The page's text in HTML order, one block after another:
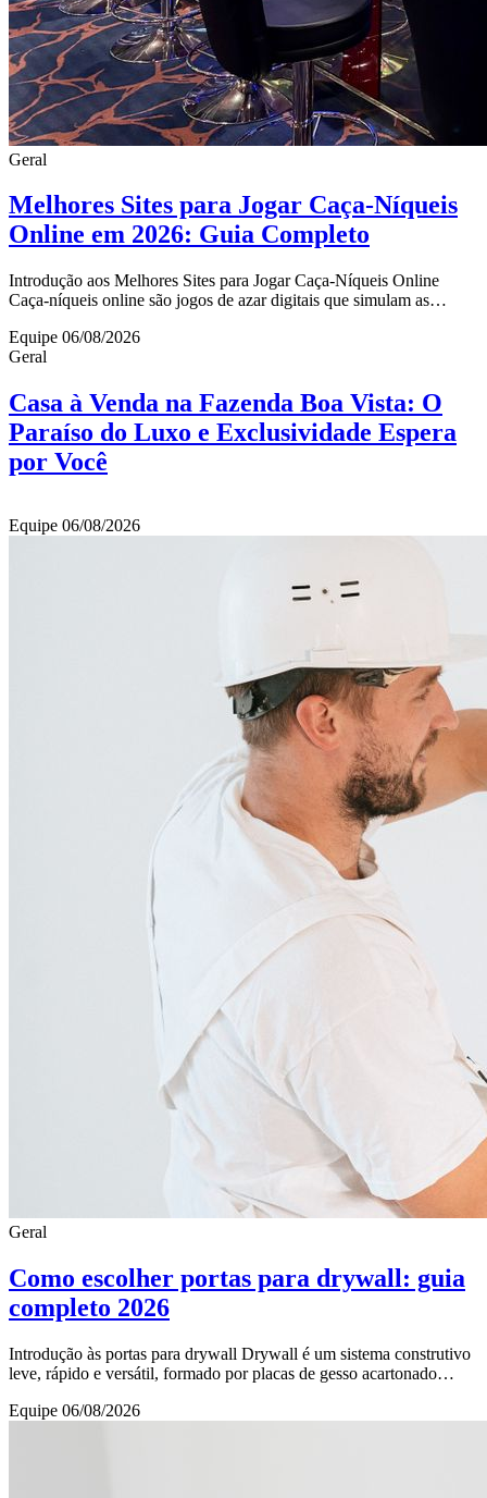
Geral
Melhores Sites para Jogar Caça-Níqueis
Online em 2026: Guia Completo
Introdução aos Melhores Sites para Jogar Caça-Níqueis Online
Caça-níqueis online são jogos de azar digitais que simulam as
Equipe 06/08/2026
Geral
Casa à Venda na Fazenda Boa Vista: O
Paraíso do Luxo e Exclusividade Espera
por Você
Equipe 06/08/2026
Geral
Como escolher portas para drywall: guia
completo 2026
Introdução às portas para drywall Drywall é um sistema construtivo
leve, rápido e versátil, formado por placas de gesso acartonado
Equipe 06/08/2026